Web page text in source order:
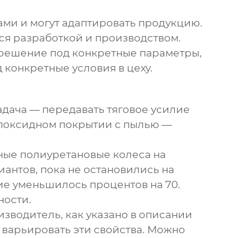
и могут адаптировать продукцию.
разработкой и производством.
под конкретные параметры,
условия в цеху.
— передавать тяговое усилие
покрытии с пылью —
полиуретановые колеса на
пока не остановились на
уменьшилось процентов на 70.
как указано в описании
эти свойства. Можно